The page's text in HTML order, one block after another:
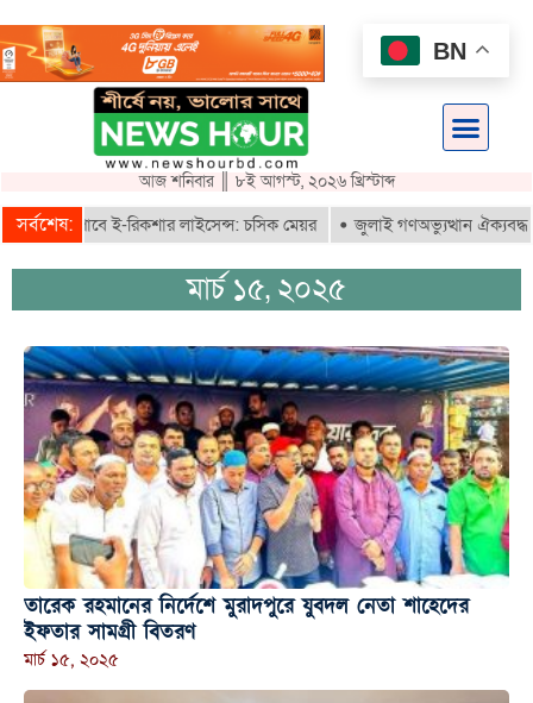
আজ শনিবার ║ ৮ই আগস্ট, ২০২৬ খ্রিস্টাব্দ
সর্বশেষ:
পাবে ই-রিকশার লাইসেন্স: চসিক মেয়র জুলাই গণঅভ্যুত্থান ঐক্যবদ্ধ
মার্চ ১৫, ২০২৫
তারেক রহমানের নির্দেশে মুরাদপুরে যুবদল নেতা শাহেদের
ইফতার সামগ্রী বিতরণ
মার্চ ১৫, ২০২৫
BN